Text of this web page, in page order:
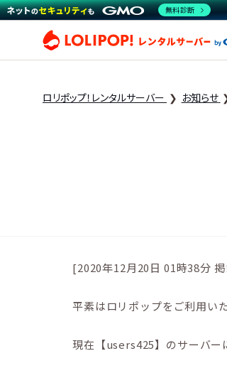
ロリポップ！レンタルサーバー お知らせ
[2020年12月20日 01時38分
平素はロリポップをご利用い
現在【users425】のサーバー
無料診断